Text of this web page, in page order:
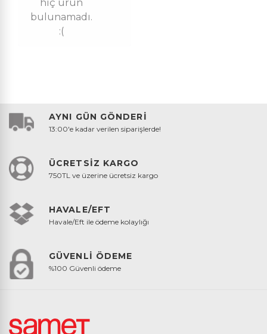
hiç ürün
bulunamadı.
:(
AYNI GÜN GÖNDERİ
13:00'e kadar verilen siparişlerde!
ÜCRETSİZ KARGO
750TL ve üzerine ücretsiz kargo
HAVALE/EFT
Havale/Eft ile ödeme kolaylığı
GÜVENLİ ÖDEME
%100 Güvenli ödeme